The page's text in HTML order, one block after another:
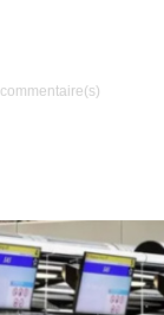
commentaire(s)